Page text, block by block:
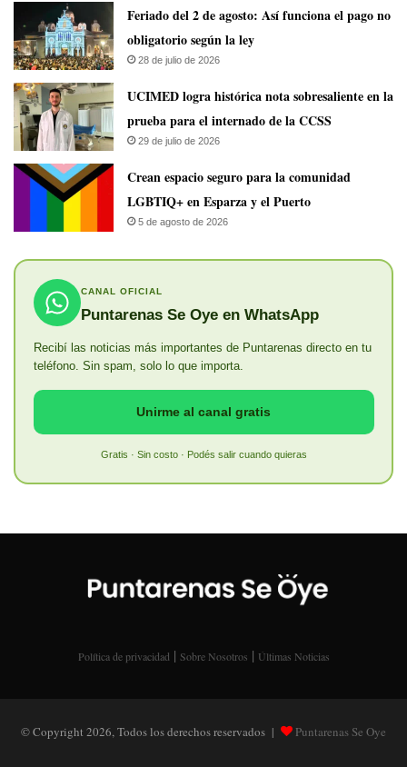
Feriado del 2 de agosto: Así funciona el pago no
obligatorio según la ley
28 de julio de 2026
UCIMED logra histórica nota sobresaliente en la
prueba para el internado de la CCSS
29 de julio de 2026
Crean espacio seguro para la comunidad
LGBTIQ+ en Esparza y el Puerto
5 de agosto de 2026
CANAL OFICIAL
Puntarenas Se Oye en WhatsApp
Recibí las noticias más importantes de Puntarenas directo en tu
teléfono. Sin spam, solo lo que importa.
Unirme al canal gratis
Gratis · Sin costo · Podés salir cuando quieras
Política de privacidad | Sobre Nosotros | Últimas Noticias
© Copyright 2026, Todos los derechos reservados | Puntarenas Se Oye